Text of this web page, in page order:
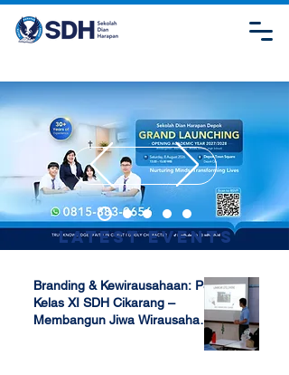
Latest Events
Branding & Kewirausahaan: P5
Kelas XI SDH Cikarang –
Membangun Jiwa Wirausaha